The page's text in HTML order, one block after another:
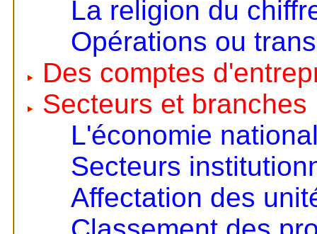
La religion du
Opérations ou
Des comptes
Secteurs et branches
L'économie
Secteurs
Affectation des